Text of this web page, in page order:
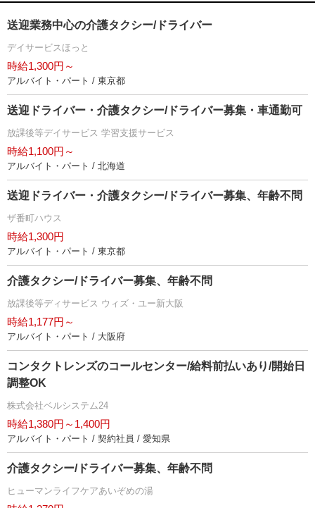
送迎業務中心の介護タクシー/ドライバー
デイサービスほっと
時給1,300円～
アルバイト・パート / 東京都
送迎ドライバー・介護タクシー/ドライバー募集・車通勤可
放課後等デイサービス 学習支援サービス
時給1,100円～
アルバイト・パート / 北海道
送迎ドライバー・介護タクシー/ドライバー募集、年齢不問
ザ番町ハウス
時給1,300円
アルバイト・パート / 東京都
介護タクシー/ドライバー募集、年齢不問
放課後等ディサービス ウィズ・ユー新大阪
時給1,177円～
アルバイト・パート / 大阪府
コンタクトレンズのコールセンター/給料前払いあり/開始日
調整OK
株式会社ベルシステム24
時給1,380円～1,400円
アルバイト・パート / 契約社員 / 愛知県
介護タクシー/ドライバー募集、年齢不問
ヒューマンライフケアあいぞめの湯